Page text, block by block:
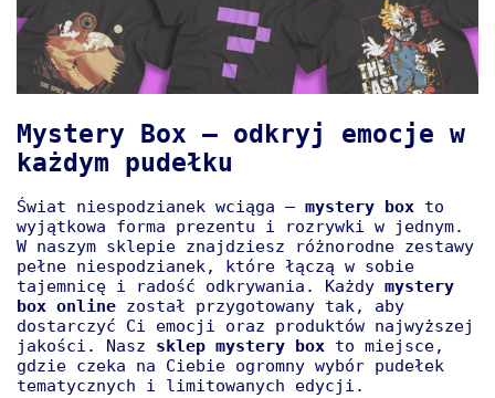
Mystery Box – odkryj emocje w
każdym pudełku
Świat niespodzianek wciąga – mystery box to
wyjątkowa forma prezentu i rozrywki w jednym.
W naszym sklepie znajdziesz różnorodne zestawy
pełne niespodzianek, które łączą w sobie
tajemnicę i radość odkrywania. Każdy mystery
box online został przygotowany tak, aby
dostarczyć Ci emocji oraz produktów najwyższej
jakości. Nasz sklep mystery box to miejsce,
gdzie czeka na Ciebie ogromny wybór pudełek
tematycznych i limitowanych edycji.